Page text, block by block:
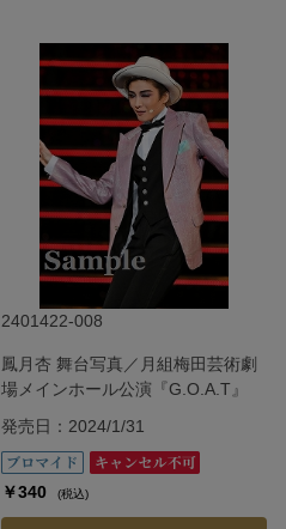
2401422-008
鳳月杏 舞台写真／月組梅田芸術劇
場メインホール公演『G.O.A.T』
発売日：2024/1/31
￥340 (税込)